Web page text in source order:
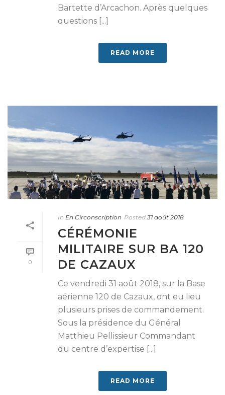
Bartette d’Arcachon. Après quelques
questions [...]
READ MORE
0
In En Circonscription Posted 31 août 2018
CÉRÉMONIE
MILITAIRE SUR BA 120
DE CAZAUX
Ce vendredi 31 août 2018, sur la Base
aérienne 120 de Cazaux, ont eu lieu
plusieurs prises de commandement.
Sous la présidence du Général
Matthieu Pellissieur Commandant
du centre d’expertise [...]
READ MORE